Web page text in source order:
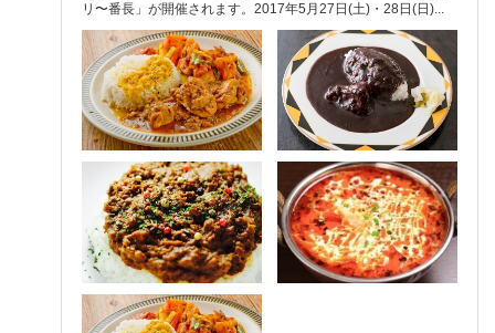
リ〜番長」が開催されます。2017年5月27日(土)・28日(日)...